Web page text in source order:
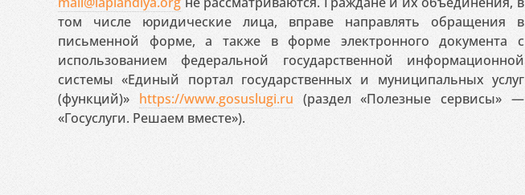
том числе юридические лица, вправе направлять обращения в
письменной форме, а также в форме электронного документа с
использованием федеральной государственной информационной
системы «Единый портал государственных и муниципальных услуг
(функций)» https://www.gosuslugi.ru (раздел «Полезные сервисы» —
«Госуслуги. Решаем вместе»).